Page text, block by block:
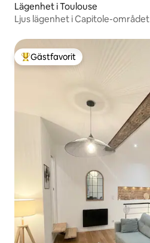
Lägenhet i Toulouse
Ljus lägenhet i Capitole-området
Populär gästfavorit
Gästfavorit